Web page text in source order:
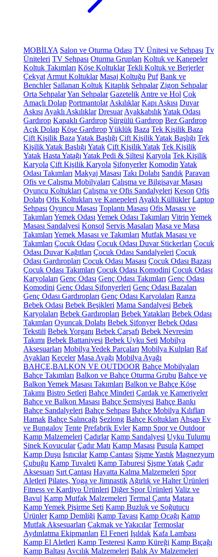
MOBİLYA Salon ve Oturma Odası TV Ünitesi ve Sehpası Tv
Üniteleri TV Sehpası Oturma Grupları Koltuk ve Kanepeler
Koltuk Takımları Köşe Koltuklar Tekli Koltuk ve Berjerler
Çekyat Armut Koltuklar Masaj Koltuğu Puf Bank ve
Benchler Sallanan Koltuk Kitaplık Sehpalar Zigon Sehpalar
Orta SehpalarYan Sehpalar Gazetelik Antre ve Hol Çok
Amaçlı Dolap Portmantolar Askılıklar Kapı Askısı Duvar
Askısı Ayaklı Askılıklar Dresuar AyakkabılıkYatak Odası
Gardırop Kapaklı Gardırop Sürgülü Gardırop Bez Gardırop
Açık Dolap Köşe GardıropYüklük Baza Tek Kişilik Baza
Çift Kişilik Baza Yatak Başlığı Çift Kişilik Yatak Başlığı Tek
Kişilik Yatak Başlığı Yatak Çift Kişilik Yatak Tek Kişilik
Yatak Hasta Yatağı Yatak Pedi & Şiltesi Karyola Tek Kişilik
Karyola Çift Kişilik Karyola Şifonyerler Komodin Yatak
Odası Takımları Makyaj Masası Takı Dolabı Sandık Paravan
Ofis ve Çalışma Mobilyaları Çalışma ve Bilgisayar Masası
Oyuncu Koltukları Çalışma ve Ofis Sandalyeleri Keson Ofis
Dolabı Ofis Koltukları ve Kanepeleri Ayaklı Küllükler Laptop
Sehpası Oyuncu Masası Toplantı Masası Ofis Masası ve
Takımları Yemek Odası Yemek Odası Takımları Vitrin Yemek
Masası Sandalyesi Konsol Servis Masaları Masa ve Masa
Takımları Yemek Masası ve Takımları Mutfak Masası ve
Takımları Çocuk Odası Çocuk Odası Duvar Stickerları Çocuk
Odası Duvar Kağıtları Çocuk Odası Sandalyeleri Çocuk
Odası Gardıropları Çocuk Odası Masası Çocuk Odası Bazası
Çocuk Odası Takımları Çocuk Odası Komodini Çocuk Odası
Karyolaları Genç Odası Genç Odası Takımları Genç Odası
Komodini Genç Odası Şifonyerleri Genç Odası Bazaları
Genç Odası Gardıropları Genç Odası Karyolaları Ranza
Bebek Odası Bebek Beşikleri Mama Sandalyesi Bebek
Karyolaları Bebek Gardıropları Bebek Yatakları Bebek Odası
Takımları Oyuncak Dolabı Bebek Şifonyer Bebek Odası
Tekstili Bebek Yorganı Bebek Çarşafı Bebek Nevresim
Takımı Bebek Battaniyesi Bebek Uyku Seti Mobilya
Aksesuarları Mobilya Yedek Parçaları Mobilya Kulpları Raf
Ayakları Keçeler Masa Ayağı Mobilya Ayağı
BAHÇE,BALKON VE OUTDOOR Bahçe Mobilyaları
Bahçe Takımları Balkon ve Bahçe Oturma Grubu Bahçe ve
Balkon Yemek Masası Takımları Balkon ve Bahçe Köşe
Takımı Bistro Setleri Bahçe Minderi Çardak ve Kameriyeler
Bahçe ve Balkon Masası Bahçe Şemsiyesi Bahçe Bankı
Bahçe Sandalyeleri Bahçe Sehpası Bahçe Mobilya Kılıfları
Hamak Bahçe Salıncağı Şezlong Bahçe Koltukları Ahşap Ev
ve Bungalov Tente Prefabrik Evler Kamp Spor ve Outdoor
Kamp Malzemeleri Çadırlar Kamp Sandalyesi Uyku Tulumu
Sinek Kovucular Çadır Matı Kamp Masası Pusula Kampet
Kamp Duşu Isıtıcılar Kamp Çantası Şişme Yastık Magnezyum
Çubuğu Kamp Tuvaleti Kamp Taburesi Şişme Yatak Çadır
Aksesuarı Sırt Çantası Hayatta Kalma Malzemeleri Spor
Aletleri Pilates, Yoga ve Jimnastik Ağırlık ve Halter Ürünleri
Fitness ve Kardiyo Ürünleri Diğer Spor Ürünleri Valiz ve
Bavul Kamp Mutfak Malzemeleri Termal Çanta Matara
Kamp Yemek Pişirme Seti Kamp Buzluk ve Soğutucu
Ürünler Kamp Demliği Kamp Tavası Kamp Ocağı Kamp
Mutfak Aksesuarları Çakmak ve Yakıcılar Termoslar
Aydınlatma Ekipmanları El Feneri Işıldak Kafa Lambası
Kamp El Aletleri Kamp Testeresi Kamp Küreği Kamp Bıçağı
Kamp Baltası Avcılık Malzemeleri Balık Av Malzemeleri